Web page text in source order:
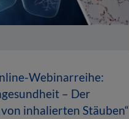
Webinarreihe:
– Der
inhalierten Stäuben“